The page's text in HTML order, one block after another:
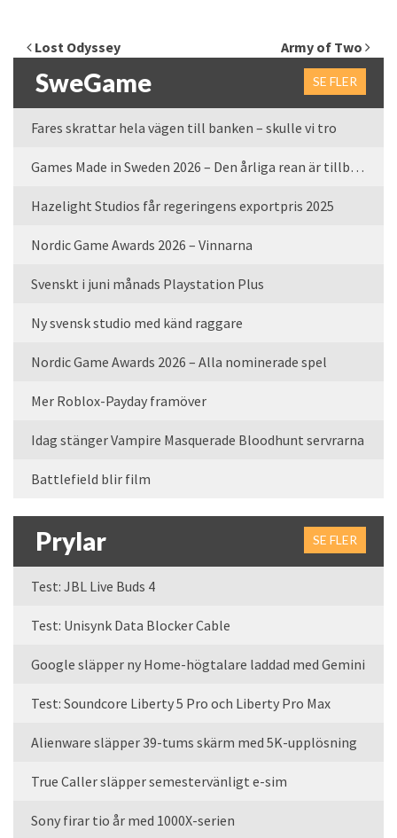
Inläggsnavigering
Lost Odyssey Army of Two
SweGame SE FLER
Fares skrattar hela vägen till banken – skulle vi tro
Games Made in Sweden 2026 – Den årliga rean är tillbaka
Hazelight Studios får regeringens exportpris 2025
Nordic Game Awards 2026 – Vinnarna
Svenskt i juni månads Playstation Plus
Ny svensk studio med känd raggare
Nordic Game Awards 2026 – Alla nominerade spel
Mer Roblox-Payday framöver
Idag stänger Vampire Masquerade Bloodhunt servrarna
Battlefield blir film
Prylar SE FLER
Test: JBL Live Buds 4
Test: Unisynk Data Blocker Cable
Google släpper ny Home-högtalare laddad med Gemini
Test: Soundcore Liberty 5 Pro och Liberty Pro Max
Alienware släpper 39-tums skärm med 5K-upplösning
True Caller släpper semestervänligt e-sim
Sony firar tio år med 1000X-serien